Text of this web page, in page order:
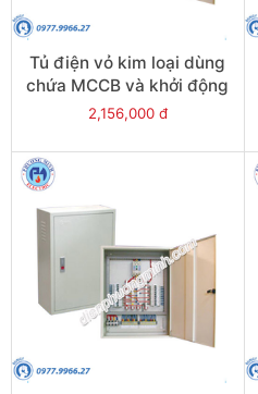
Tủ điện vỏ kim loại dùng
chứa MCCB và khởi động
từ - Model CKE9+4
2,156,000 đ